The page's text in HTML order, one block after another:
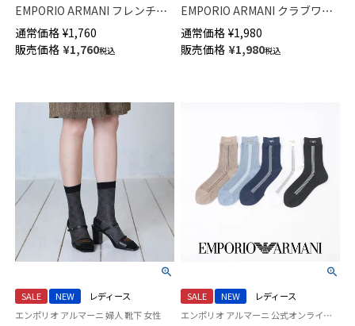
EMPORIO ARMANI フレンチブ
ルドッグ リブ クルー丈 ソック
ス レディース 日本製 03447107
通常価格 ¥1,760
販売価格 ¥1,760税込
EMPORIO ARMANI クラブワッ
ペン クルー丈 ソックス レディ
ース 日本製 03447106
通常価格 ¥1,980
販売価格 ¥1,980税込
SALE NEW
レディース
エンポリオ アルマーニ 婦人 靴下 女性
SALE NEW
レディース
エンポリオ アルマーニ 公式オンラインショップ 婦人 靴下